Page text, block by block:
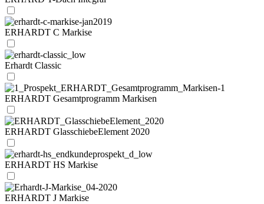
ERHARDT C Markise
Erhardt Classic
ERHARDT Gesamtprogramm Markisen
ERHARDT GlasschiebeElement 2020
ERHARDT HS Markise
ERHARDT J Markise